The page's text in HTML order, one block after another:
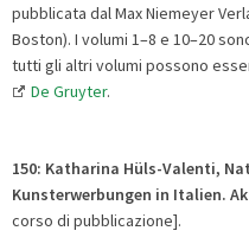
pubblicata dal Max Niemeyer
Boston). I volumi 1–8 e 10–20
tutti gli altri volumi possono
De Gruyter.
150: Katharina Hüls-Valenti,
Kunsterwerbungen in Italien.
corso di pubblicazione].